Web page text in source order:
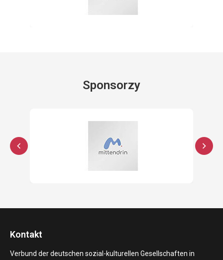
Sponsorzy
Kontakt
Verbund der deutschen sozial-kulturellen Gesellschaften in